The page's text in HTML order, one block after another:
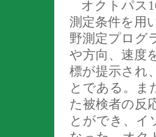
オクトパス
測定条件を用
野測定プログ
や方向、速度
標が提示され
とである。ま
た被検者の反
とができ、イ